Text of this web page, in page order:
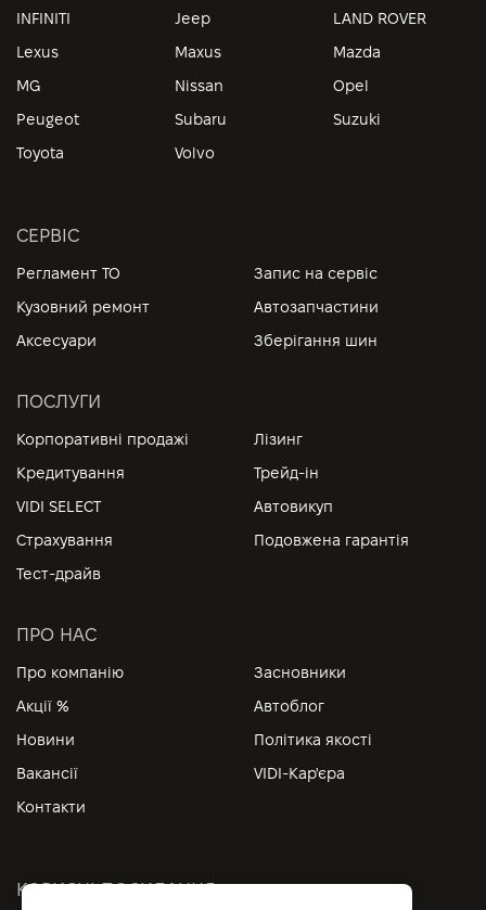
INFINITI
Jeep
LAND ROVER
Lexus
Maxus
Mazda
MG
Nissan
Opel
Peugeot
Subaru
Suzuki
Toyota
Volvo
СЕРВІС
Регламент ТО
Запис на сервіс
Кузовний ремонт
Автозапчастини
Аксесуари
Зберігання шин
ПОСЛУГИ
Корпоративні продажі
Лізинг
Кредитування
Трейд-ін
VIDI SELECT
Автовикуп
Страхування
Подовжена гарантія
Тест-драйв
ПРО НАС
Про компанію
Засновники
Акції %
Автоблог
Новини
Політика якості
Вакансії
VIDI-Кар'єра
Контакти
КОРИСНІ ПОСИЛАННЯ